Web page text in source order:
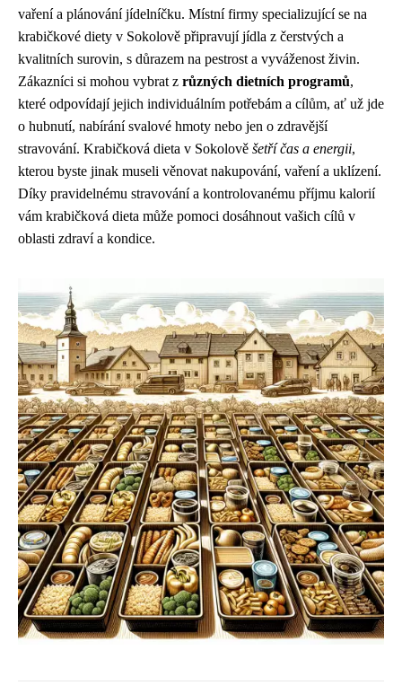
vaření a plánování jídelníčku. Místní firmy specializující se na
krabičkové diety v Sokolově připravují jídla z čerstvých a
kvalitních surovin, s důrazem na pestrost a vyváženost živin.
Zákazníci si mohou vybrat z různých dietních programů,
které odpovídají jejich individuálním potřebám a cílům, ať už jde
o hubnutí, nabírání svalové hmoty nebo jen o zdravější
stravování. Krabičková dieta v Sokolově šetří čas a energii,
kterou byste jinak museli věnovat nakupování, vaření a uklízení.
Díky pravidelnému stravování a kontrolovanému příjmu kalorií
vám krabičková dieta může pomoci dosáhnout vašich cílů v
oblasti zdraví a kondice.